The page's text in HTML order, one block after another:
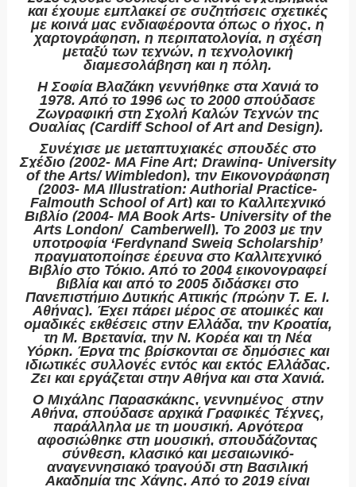
και έχουμε εμπλακεί σε συζητήσεις σχετικές
με κοινά μας ενδιαφέροντα όπως ο ήχος, η
χαρτογράφηση, η περιπατολογία, η σχέση
μεταξύ των τεχνών, η τεχνολογική
διαμεσολάβηση και η πόλη.
ΗΣοφία Βλαζάκηγεννήθηκε στα Χανιά το
1978. Από το 1996 ως το 2000 σπούδασε
Ζωγραφική στη Σχολή Καλών Τεχνών της
Ουαλίας (Cardiff School of Art and Design).
Συνέχισε με μεταπτυχιακές σπουδές στο
Σχέδιο (2002- MA Fine Art; Drawing- University
of the Arts/ Wimbledon), την Εικονογράφηση
(2003- MA Illustration: Authorial Practice-
Falmouth School of Art) και το Καλλιτεχνικό
Βιβλίο (2004- MA Book Arts- University of the
Arts London/ Camberwell). Το 2003 με την
υποτροφία ‘Ferdynand Sweig Scholarship’
πραγματοποίησε έρευνα στο Καλλιτεχνικό
Βιβλίο στο Τόκιο. Από το 2004 εικονογραφεί
βιβλία και από το 2005 διδάσκει στο
Πανεπιστήμιο Δυτικής Αττικής (πρώην Τ. Ε. Ι.
Αθήνας). Έχει πάρει μέρος σε ατομικές και
ομαδικές εκθέσεις στην Ελλάδα, την Κροατία,
τη Μ. Βρετανία, την Ν. Κορέα και τη Νέα
Υόρκη. Έργα της βρίσκονται σε δημόσιες και
ιδιωτικές συλλογές εντός και εκτός Ελλάδας.
Ζει και εργάζεται στην Αθήνα και στα Χανιά.
Ο Μιχάλης Παρασκάκης, γεννημένος στην
Αθήνα, σπούδασε αρχικά Γραφικές Τέχνες,
παράλληλα με τη μουσική. Αργότερα
αφοσιώθηκε στη μουσική, σπουδάζοντας
σύνθεση, κλασικό και μεσαιωνικό-
αναγεννησιακό τραγούδι στη Βασιλική
Ακαδημία της Χάγης. Από το 2019 είναι